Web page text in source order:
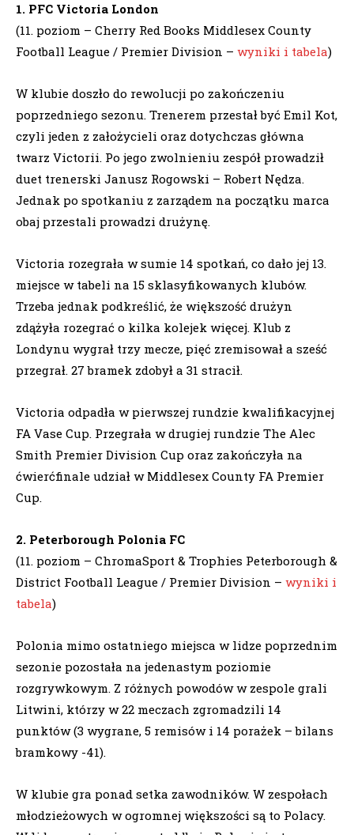
1. PFC Victoria London
(11. poziom – Cherry Red Books Middlesex County
Football League / Premier Division – wyniki i tabela)
W klubie doszło do rewolucji po zakończeniu
poprzedniego sezonu. Trenerem przestał być Emil Kot,
czyli jeden z założycieli oraz dotychczas główna
twarz Victorii. Po jego zwolnieniu zespół prowadził
duet trenerski Janusz Rogowski – Robert Nędza.
Jednak po spotkaniu z zarządem na początku marca
obaj przestali prowadzi drużynę.
Victoria rozegrała w sumie 14 spotkań, co dało jej 13.
miejsce w tabeli na 15 sklasyfikowanych klubów.
Trzeba jednak podkreślić, że większość drużyn
zdążyła rozegrać o kilka kolejek więcej. Klub z
Londynu wygrał trzy mecze, pięć zremisował a sześć
przegrał. 27 bramek zdobył a 31 stracił.
Victoria odpadła w pierwszej rundzie kwalifikacyjnej
FA Vase Cup. Przegrała w drugiej rundzie The Alec
Smith Premier Division Cup oraz zakończyła na
ćwierćfinale udział w Middlesex County FA Premier
Cup.
2. Peterborough Polonia FC
(11. poziom – ChromaSport & Trophies Peterborough &
District Football League / Premier Division – wyniki i
tabela)
Polonia mimo ostatniego miejsca w lidze poprzednim
sezonie pozostała na jedenastym poziomie
rozgrywkowym. Z różnych powodów w zespole grali
Litwini, którzy w 22 meczach zgromadzili 14
punktów (3 wygrane, 5 remisów i 14 porażek – bilans
bramkowy -41).
W klubie gra ponad setka zawodników. W zespołach
młodzieżowych w ogromnej większości są to Polacy.